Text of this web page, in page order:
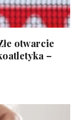
otwarcie
–